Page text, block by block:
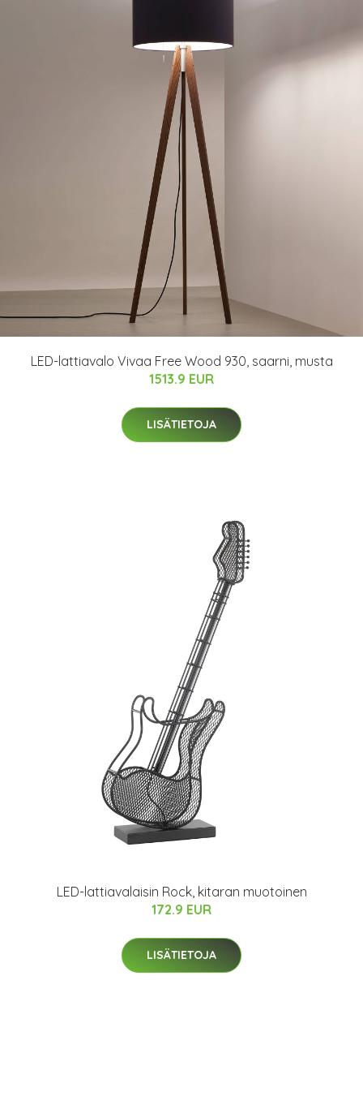
LED-lattiavalo Vivaa Free Wood 930, saarni, musta
1513.9 EUR
LISÄTIETOJA
LED-lattiavalaisin Rock, kitaran muotoinen
172.9 EUR
LISÄTIETOJA